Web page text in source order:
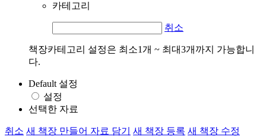
카테고리
취소
책장카테고리 설정은 최소1개 ~ 최대3개까지 가능합니
다.
Default 설정
설정
선택한 자료
취소 새 책장 만들어 자료 담기 새 책장 등록 새 책장 수정